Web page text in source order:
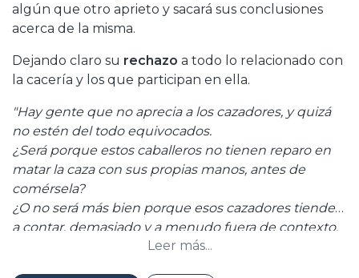
algún que otro aprieto y sacará sus conclusiones
acerca de la misma.
Dejando claro su rechazo a todo lo relacionado con
la cacería y los que participan en ella.
"Hay gente que no aprecia a los cazadores, y quizá
no estén del todo equivocados.
¿Será porque estos caballeros no tienen reparo en
matar la caza con sus propias manos, antes de
comérsela?
¿O no será más bien porque esos cazadores tienden
a contar, demasiado y a menudo fuera de contexto,
Leer más...